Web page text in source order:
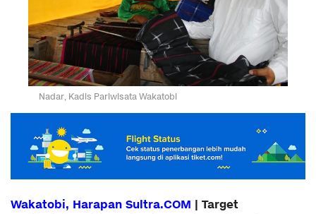
Nadar, Kadis Pariwisata Wakatobi
Wakatobi, Harapan Sultra.COM | Target